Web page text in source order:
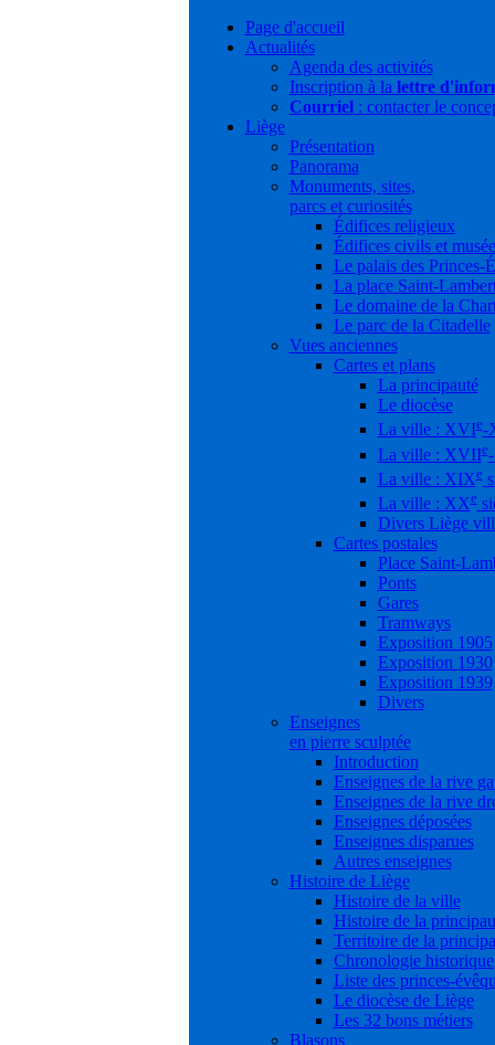
Page d'accueil
Actualités
Agenda des activités
Inscription à la lettre
Courriel: contacter le
Liège
Présentation
Panorama
Monuments, sites,
parcs et curiosités
Édifices religieux
Édifices civils et
Le palais des Princes-
La place Saint-
Le domaine de la
Le parc de la Citadelle
Vues anciennes
Cartes et plans
La principauté
Le diocèse
La ville : XVIe-
La ville : XVIIe
La ville : XIXe
La ville : XXe
Divers Liège
Cartes postales
Place Saint-
Ponts
Gares
Tramways
Exposition 1905
Exposition 1930
Exposition 1939
Divers
Enseignes
en pierre sculptée
Introduction
Enseignes de la rive
Enseignes de la rive
Enseignes déposées
Enseignes disparues
Autres enseignes
Histoire de Liège
Histoire de la ville
Histoire de la
Territoire de la
Chronologie historique
Liste des princes-
Le diocèse de Liège
Les 32 bons métiers
Blasons